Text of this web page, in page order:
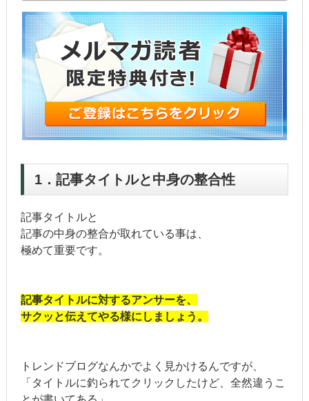
1．記事タイトルと中身の整合性
記事タイトルと
記事の中身の整合が取れている事は、
極めて重要です。
記事タイトルに対するアンサーを、
サクッと伝えてやる様にしましょう。
トレンドブログなんかでよく見かけるんですが、
「タイトルに釣られてクリックしたけど、全然違うこ